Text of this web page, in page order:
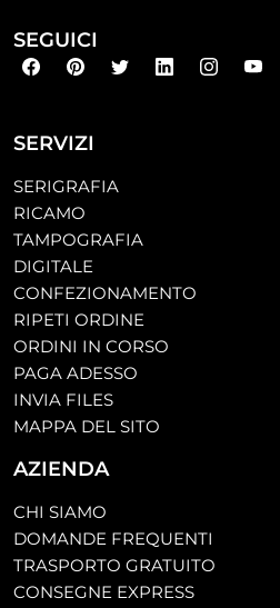
SERVIZI
SERIGRAFIA
RICAMO
TAMPOGRAFIA
DIGITALE
CONFEZIONAMENTO
RIPETI ORDINE
ORDINI IN CORSO
PAGA ADESSO
INVIA FILES
MAPPA DEL SITO
AZIENDA
CHI SIAMO
DOMANDE FREQUENTI
TRASPORTO GRATUITO
CONSEGNE EXPRESS
SEGUICI